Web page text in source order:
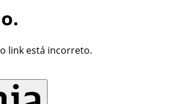
link está incorreto.